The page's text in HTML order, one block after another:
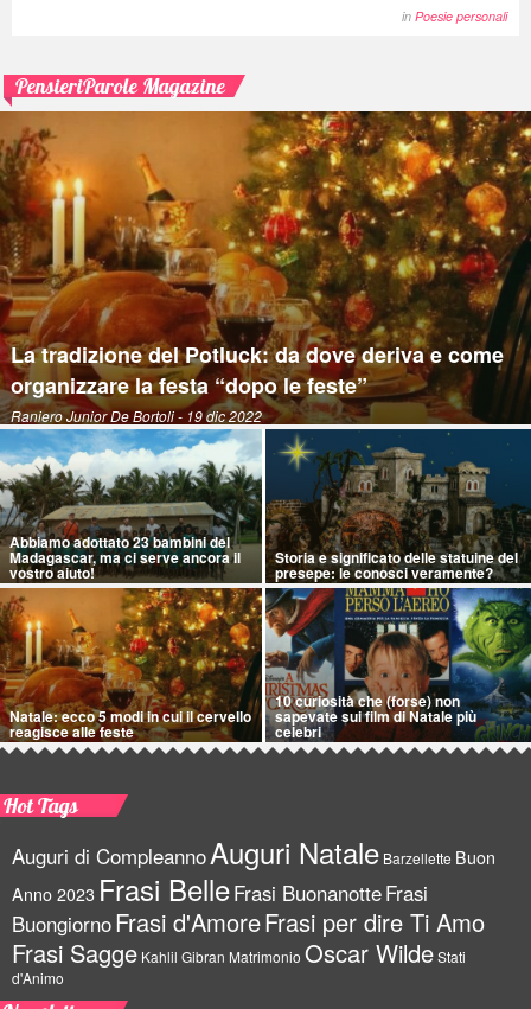
in Poesie personali
PensieriParole Magazine
La tradizione del Potluck: da dove deriva e come
organizzare la festa “dopo le feste”
Raniero Junior De Bortoli- 19 dic 2022
Abbiamo adottato 23 bambini del
Madagascar, ma ci serve ancora il
vostro aiuto!
Storia e significato delle statuine del
presepe: le conosci veramente?
Natale: ecco 5 modi in cui il cervello
reagisce alle feste
10 curiosità che (forse) non
sapevate sui film di Natale più
celebri
Hot Tags
Auguri di CompleannoAuguri Natale Barzellette Buon
Anno 2023 Frasi BelleFrasi BuonanotteFrasi
BuongiornoFrasi d'AmoreFrasi per dire Ti Amo
Frasi Sagge Kahlil Gibran Matrimonio Oscar WildeStati
d'Animo